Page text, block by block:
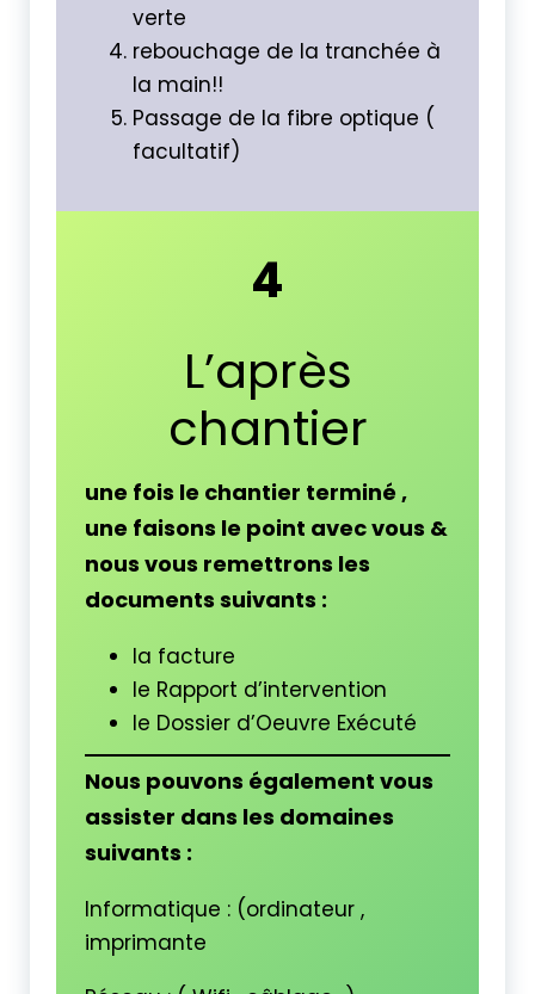
verte
rebouchage de la tranchée à
la main!!
Passage de la fibre optique (
facultatif)
4
L’après
chantier
une fois le chantier terminé ,
une faisons le point avec vous &
nous vous remettrons les
documents suivants :
la facture
le Rapport d’intervention
le Dossier d’Oeuvre Exécuté
Nous pouvons également vous
assister dans les domaines
suivants :
Informatique : (ordinateur ,
imprimante